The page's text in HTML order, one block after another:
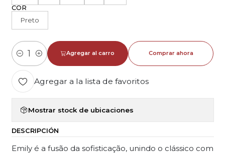
COR
Preto
Cantidad
Agregar al carro Comprar ahora
Agregar a la lista de favoritos
Mostrar stock de ubicaciones
DESCRIPCIÓN
Emily é a fusão da sofisticação, unindo o clássico com